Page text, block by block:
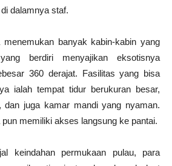
dalamnya staf.
menemukan banyak kabin-kabin yang
berdiri menyajikan eksotisnya
360 derajat. Fasilitas yang bisa
ialah tempat tidur berukuran besar,
dan juga kamar mandi yang nyaman.
memiliki akses langsung ke pantai.
keindahan permukaan pulau, para